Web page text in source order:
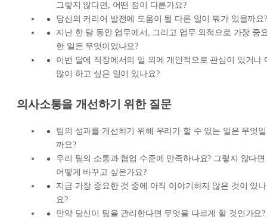
그렇지 않다면, 어떤 점이 다른가요?
당신의 커리어 발전에 도움이 될 다른 일이 뭐가 있을까요?
지난 한 달 동안 업무에서, 그리고 업무 외적으로 가장 중
한 일은 무엇이었나요?
이번 달에 직장에서의 일 외에 개인적으로 관심이 있거나
많이 하고 싶은 일이 있나요?
의사소통을 개선하기 위한 질문
팀의 성과를 개선하기 위해 우리가 할 수 있는 일은 무엇일
까요?
우리 팀의 소통과 협업 수준에 만족하나요? 그렇지 않다면
어떻게 바꾸고 싶은가요?
지금 가장 중요한 것 중에 아직 이야기하지 않은 것이 있나
요?
만약 당신이 팀을 관리한다면 무엇을 다르게 할 것인가요?